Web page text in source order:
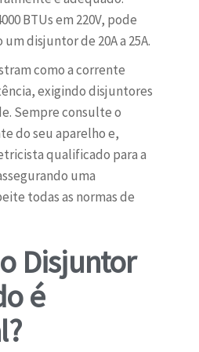
BTUs em 220V, pode
um disjuntor de 20A a 25A.
como a corrente
exigindo disjuntores
Sempre consulte o
do seu aparelho e,
qualificado para a
uma
todas as normas de
Disjuntor
é